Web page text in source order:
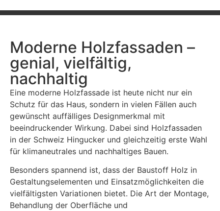
Moderne Holzfassaden –
genial, vielfältig,
nachhaltig
Eine moderne Holzfassade ist heute nicht nur ein
Schutz für das Haus, sondern in vielen Fällen auch
gewünscht auffälliges Designmerkmal mit
beeindruckender Wirkung. Dabei sind Holzfassaden
in der Schweiz Hingucker und gleichzeitig erste Wahl
für klimaneutrales und nachhaltiges Bauen.
Besonders spannend ist, dass der Baustoff Holz in
Gestaltungselementen und Einsatzmöglichkeiten die
vielfältigsten Variationen bietet. Die Art der Montage,
Behandlung der Oberfläche und